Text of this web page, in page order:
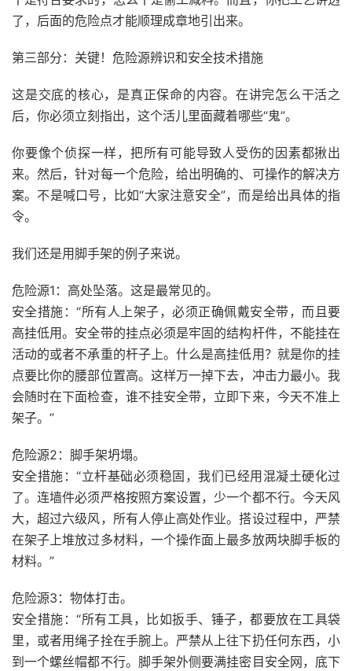
了，后面的危险点才能顺理成章地引出来。
第三部分：关键！危险源辨识和安全技术措施
这是交底的核心，是真正保命的内容。在讲完怎么干活之
后，你必须立刻指出，这个活儿里面藏着哪些“鬼”。
你要像个侦探一样，把所有可能导致人受伤的因素都揪出
来。然后，针对每一个危险，给出明确的、可操作的解决方
案。不是喊口号，比如“大家注意安全”，而是给出具体的指
令。
我们还是用脚手架的例子来说。
危险源1：高处坠落。这是最常见的。
安全措施：“所有人上架子，必须正确佩戴安全带，而且要
高挂低用。安全带的挂点必须是牢固的结构杆件，不能挂在
活动的或者不承重的杆子上。什么是高挂低用？就是你的挂
点要比你的腰部位置高。这样万一掉下去，冲击力最小。我
会随时在下面检查，谁不挂安全带，立即下来，今天不准上
架子。”
危险源2：脚手架坍塌。
安全措施：“立杆基础必须稳固，我们已经用混凝土硬化过
了。连墙件必须严格按照方案设置，少一个都不行。今天风
大，超过六级风，所有人停止高处作业。搭设过程中，严禁
在架子上堆放过多材料，一个操作面上最多放两块脚手板的
材料。”
危险源3：物体打击。
安全措施：“所有工具，比如扳手、锤子，都要放在工具袋
里，或者用绳子拴在手腕上。严禁从上往下扔任何东西，小
到一个螺丝帽都不行。脚手架外侧要满挂密目安全网，底下